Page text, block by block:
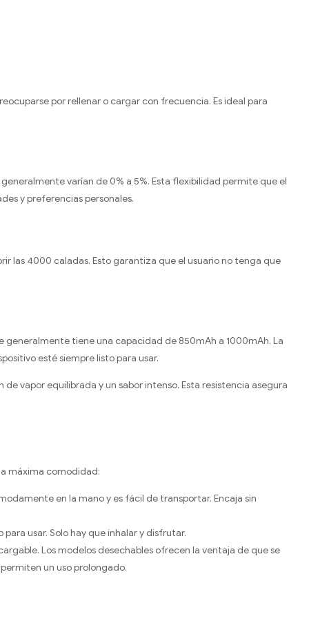
por rellenar o cargar con frecuencia. Es ideal para
varían de 0% a 5%. Esta flexibilidad permite que el
y preferencias personales.
las 4000 caladas. Esto garantiza que el usuario no tenga que
tiene una capacidad de 850mAh a 1000mAh. La
esté siempre listo para usar.
vapor equilibrada y un sabor intenso. Esta resistencia asegura
máxima comodidad:
en la mano y es fácil de transportar. Encaja sin
usar. Solo hay que inhalar y disfrutar.
Los modelos desechables ofrecen la ventaja de que se
un uso prolongado.